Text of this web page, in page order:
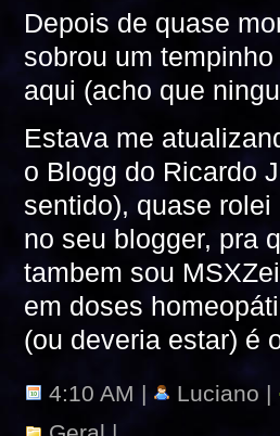
Depois de quase
sobrou um
aqui (acho que
Estava me
o Blogg do Ricardo
sentido), quase rolei
no seu blogger, pra
tambem sou
em doses
(ou deveria estar) é
4:10 AM |
Luciano |